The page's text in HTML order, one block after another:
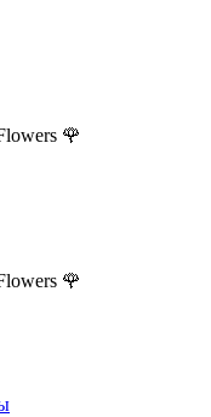
🌹
🌹